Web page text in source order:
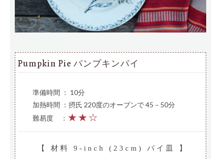
Pumpkin Pie パンプキンパイ
準備時間 ： 10分
加熱時間 ：摂氏 220度のオーブンで 45－50分
難易度
： ★★☆
【 材料 9-inch (23cm) パイ皿 】